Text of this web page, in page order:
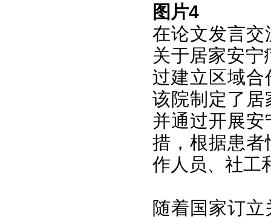
图片4
在论文发言
关于居家安宁
过建立区域
该院制定了
并通过开展
措，根据患
作人员、社工
随着国家订